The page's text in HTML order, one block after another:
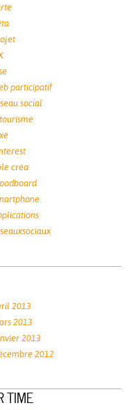
participatif
social
créa
2013
2013
2013
2012
TIME